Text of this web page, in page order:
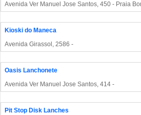
Avenida Ver Manuel Jose Santos, 450 - Praia
Kioski do Maneca
Avenida Girassol, 2586 -
Oasis Lanchonete
Avenida Ver Manuel Jose Santos, 414 -
Pit Stop Disk Lanches